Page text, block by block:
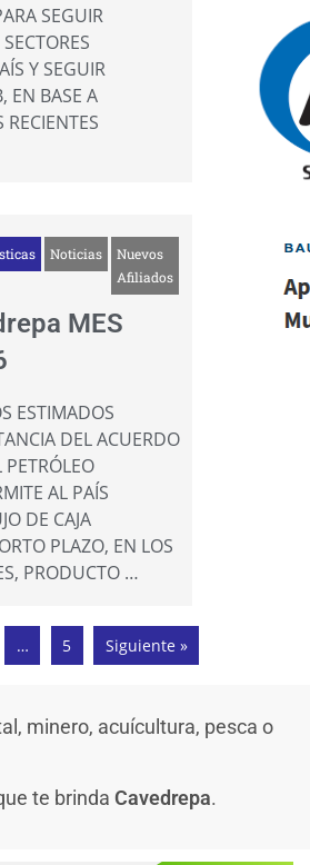
SEGUIR
Y SEGUIR
EN BASE A
Noticias
Nuevos
Afiliados
MES
ESTIMADOS
DEL ACUERDO
PETRÓLEO
AL PAÍS
DE CAJA
PLAZO, EN LOS
PRODUCTO …
… 5 Siguiente »
minero, acuícultura, pesca o
te brinda Cavedrepa.